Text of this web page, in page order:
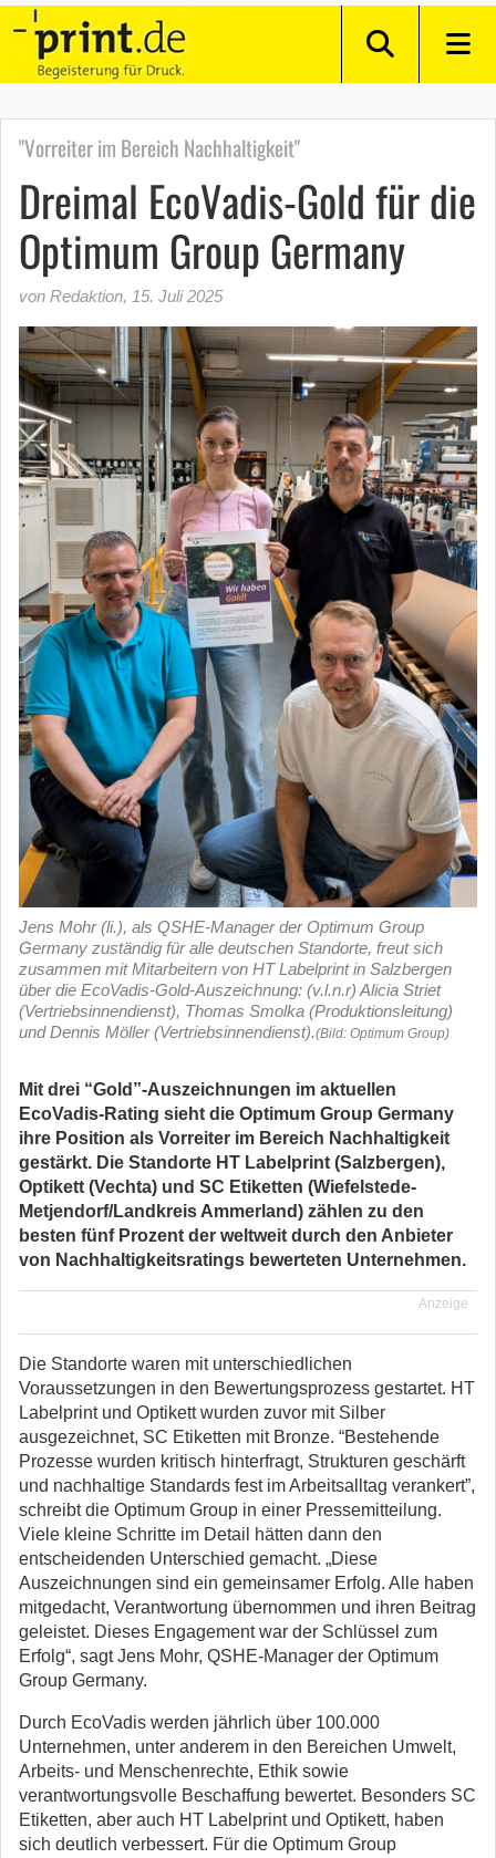
"Vorreiter im Bereich Nachhaltigkeit"
Dreimal EcoVadis-Gold für die
Optimum Group Germany
von Redaktion, 15. Juli 2025
Jens Mohr (li.), als QSHE-Manager der Optimum Group
Germany zuständig für alle deutschen Standorte, freut sich
zusammen mit Mitarbeitern von HT Labelprint in Salzbergen
über die EcoVadis-Gold-Auszeichnung: (v.l.n.r) Alicia Striet
(Vertriebsinnendienst), Thomas Smolka (Produktionsleitung)
und Dennis Möller (Vertriebsinnendienst).(Bild: Optimum Group)
Mit drei “Gold”-Auszeichnungen im aktuellen
EcoVadis-Rating sieht die Optimum Group Germany
ihre Position als Vorreiter im Bereich Nachhaltigkeit
gestärkt. Die Standorte HT Labelprint (Salzbergen),
Optikett (Vechta) und SC Etiketten (Wiefelstede-
Metjendorf/Landkreis Ammerland) zählen zu den
besten fünf Prozent der weltweit durch den Anbieter
von Nachhaltigkeitsratings bewerteten Unternehmen.
Anzeige
Die Standorte waren mit unterschiedlichen
Voraussetzungen in den Bewertungsprozess gestartet. HT
Labelprint und Optikett wurden zuvor mit Silber
ausgezeichnet, SC Etiketten mit Bronze. “Bestehende
Prozesse wurden kritisch hinterfragt, Strukturen geschärft
und nachhaltige Standards fest im Arbeitsalltag verankert”,
schreibt die Optimum Group in einer Pressemitteilung.
Viele kleine Schritte im Detail hätten dann den
entscheidenden Unterschied gemacht. „Diese
Auszeichnungen sind ein gemeinsamer Erfolg. Alle haben
mitgedacht, Verantwortung übernommen und ihren Beitrag
geleistet. Dieses Engagement war der Schlüssel zum
Erfolg“, sagt Jens Mohr, QSHE-Manager der Optimum
Group Germany.
Durch EcoVadis werden jährlich über 100.000
Unternehmen, unter anderem in den Bereichen Umwelt,
Arbeits- und Menschenrechte, Ethik sowie
verantwortungsvolle Beschaffung bewertet. Besonders SC
Etiketten, aber auch HT Labelprint und Optikett, haben
sich deutlich verbessert. Für die Optimum Group